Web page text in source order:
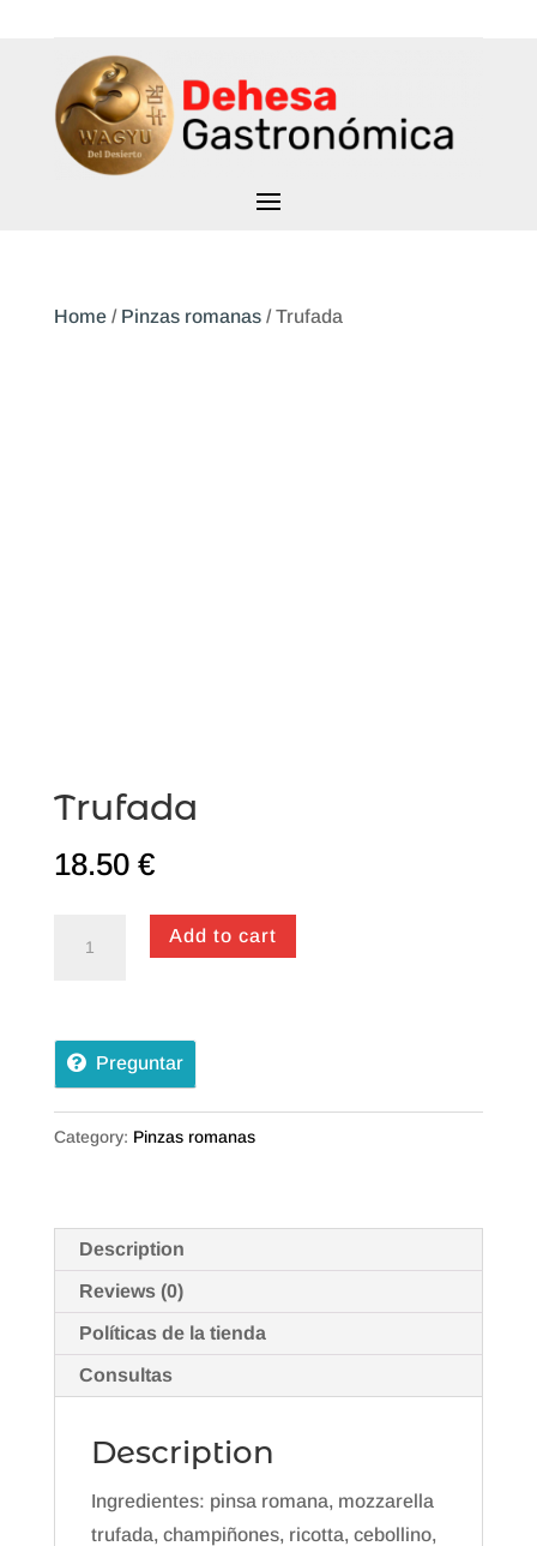
Home/ Pinzas romanas/ Trufada
Trufada
18.50 €
Add to cart
Preguntar
Category: Pinzas romanas
Description
Reviews (0)
Políticas de la tienda
Consultas
Description
Ingredientes: pinsa romana, mozzarella
trufada, champiñones, ricotta, cebollino,